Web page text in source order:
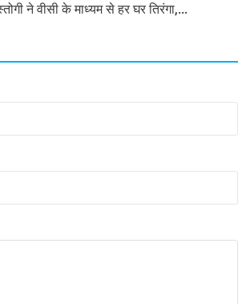
ने वीसी के माध्यम से हर घर तिरंगा,...